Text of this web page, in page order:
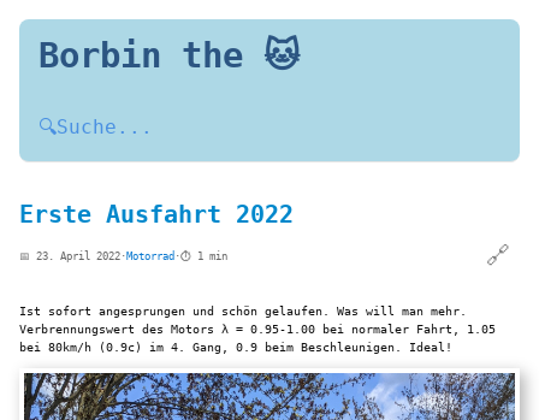
Borbin the 🐱
🔍Suche...
Erste Ausfahrt 2022
📅 23. April 2022 · Motorrad ·⏱️ 1 min 🔗
Ist sofort angesprungen und schön gelaufen. Was will man mehr.
Verbrennungswert des Motors λ = 0.95-1.00 bei normaler Fahrt, 1.05
bei 80km/h (0.9c) im 4. Gang, 0.9 beim Beschleunigen. Ideal!